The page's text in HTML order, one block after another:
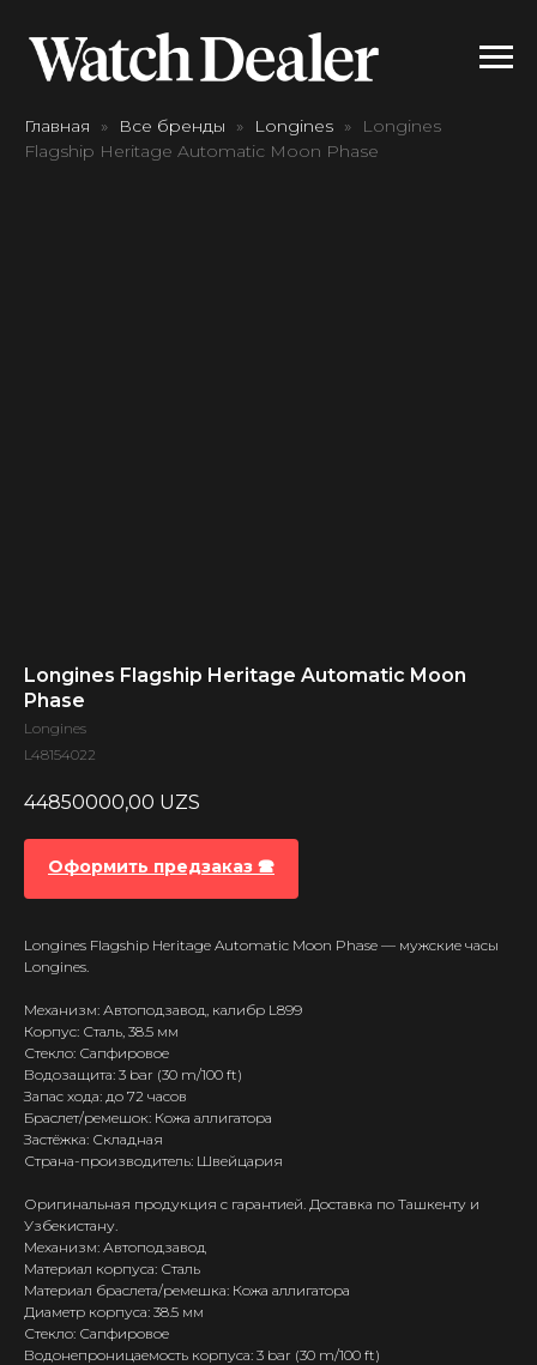
Главная Все бренды Longines
Longines
Flagship Heritage Automatic Moon Phase
Longines Flagship Heritage Automatic Moon
Phase
Longines
L48154022
44850000,00 UZS
Оформить предзаказ 🕿
Longines Flagship Heritage Automatic Moon Phase — мужские часы
Longines.
Механизм: Автоподзавод, калибр L899
Корпус: Сталь, 38.5 мм
Стекло: Сапфировое
Водозащита: 3 bar (30 m/100 ft)
Запас хода: до 72 часов
Браслет/ремешок: Кожа аллигатора
Застёжка: Складная
Страна-производитель: Швейцария
Оригинальная продукция с гарантией. Доставка по Ташкенту и
Узбекистану.
Механизм: Автоподзавод
Материал корпуса: Сталь
Материал браслета/ремешка: Кожа аллигатора
Диаметр корпуса: 38.5 мм
Стекло: Сапфировое
Водонепроницаемость корпуса: 3 bar (30 m/100 ft)